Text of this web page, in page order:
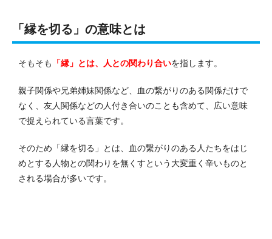
「縁を切る」の意味とは
そもそも 「縁」とは、人との関わり合いを指します。
親子関係や兄弟姉妹関係など、血の繋がりのある関係だけで
なく、友人関係などの人付き合いのことも含めて、広い意味
で捉えられている言葉です。
そのため「縁を切る」とは、血の繋がりのある人たちをはじ
めとする人物との関わりを無くすという大変重く辛いものと
される場合が多いです。